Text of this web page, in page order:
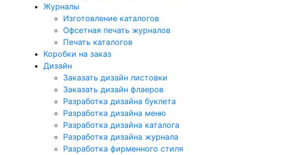
Журналы
Изготовление каталогов
Офсетная печать журналов
Печать каталогов
Коробки на заказ
Дизайн
Заказать дизайн листовки
Заказать дизайн флаеров
Разработка дизайна буклета
Разработка дизайна меню
Разработка дизайна каталога
Разработка дизайна журнала
Разработка фирменного стиля